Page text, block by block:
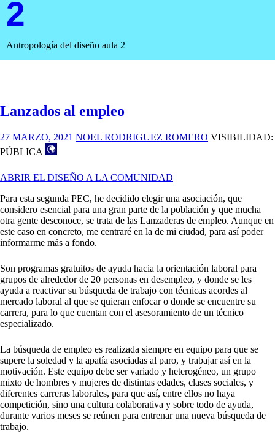
2
Antropología del diseño aula 2
Lanzados al empleo
27 MARZO, 2021 NOEL RODRIGUEZ ROMERO VISIBILIDAD:
PÚBLICA
ABRIR EL DISEÑO A LA COMUNIDAD
Para esta segunda PEC, he decidido elegir una asociación, que
considero esencial para una gran parte de la población y que mucha
otra gente desconoce, se trata de las Lanzaderas de empleo. Aunque en
este caso en concreto, me centraré en la de mi ciudad, para así poder
informarme más a fondo.
Son programas gratuitos de ayuda hacia la orientación laboral para
grupos de alrededor de 20 personas en desempleo, y donde se les
ayuda a reactivar su búsqueda de trabajo con técnicas acordes al
mercado laboral al que se quieran enfocar o donde se encuentre su
carrera, para lo que cuentan con el asesoramiento de un técnico
especializado.
La búsqueda de empleo es realizada siempre en equipo para que se
supere la soledad y la apatía asociadas al paro, y trabajar así en la
motivación. Este equipo debe ser variado y heterogéneo, un grupo
mixto de hombres y mujeres de distintas edades, clases sociales, y
diferentes carreras laborales, para que así, entre ellos no haya
competición, sino una cultura colaborativa y sobre todo de ayuda,
durante varios meses se reúnen para entrenar una nueva búsqueda de
trabajo.